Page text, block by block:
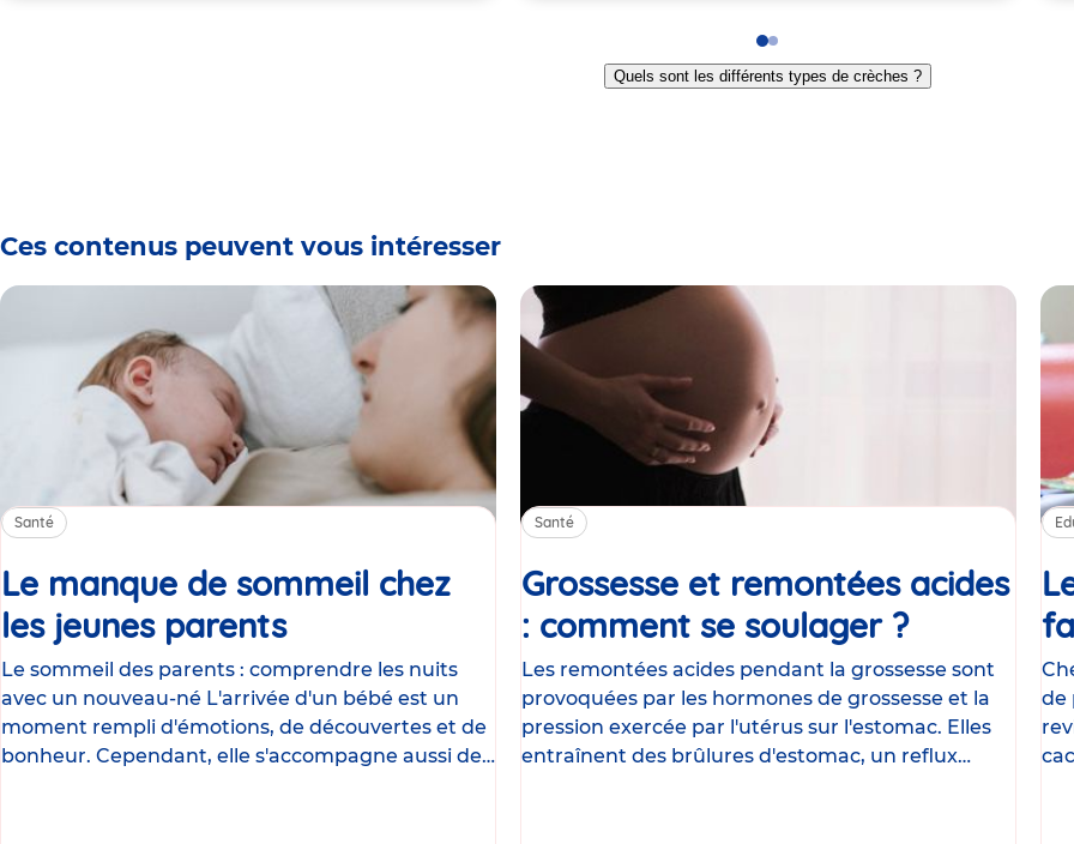
Go
to
slide
Go
to
slide
Quels sont les différents types de crèches ?
Ces contenus peuvent vous intéresser
Santé
Le manque de sommeil chez
les jeunes parentsArticle
Le sommeil des parents : comprendre les nuits
avec un nouveau-né L'arrivée d'un bébé est un
moment rempli d'émotions, de découvertes et de
bonheur. Cependant, elle s'accompagne aussi de
Santé
Grossesse et remontées acides
: comment se soulager ?Article
Les remontées acides pendant la grossesse sont
provoquées par les hormones de grossesse et la
pression exercée par l'utérus sur l'estomac. Elles
entraînent des brûlures d'estomac, un reflux
de